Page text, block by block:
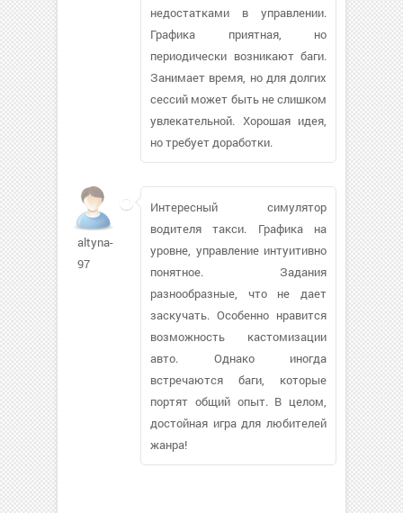
недостатками в управлении.
Графика приятная, но
периодически возникают баги.
Занимает время, но для долгих
сессий может быть не слишком
увлекательной. Хорошая идея,
но требует доработки.
altyna-
97
Интересный симулятор
водителя такси. Графика на
уровне, управление интуитивно
понятное. Задания
разнообразные, что не дает
заскучать. Особенно нравится
возможность кастомизации
авто. Однако иногда
встречаются баги, которые
портят общий опыт. В целом,
достойная игра для любителей
жанра!